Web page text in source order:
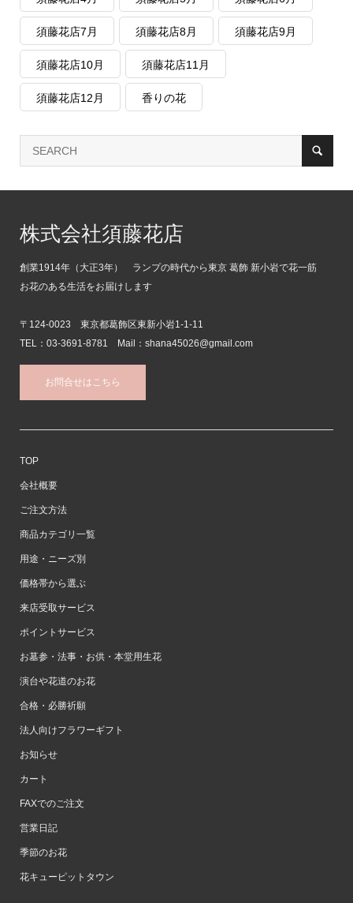
須藤花店7月 須藤花店8月 須藤花店9月
須藤花店10月 須藤花店11月
須藤花店12月 香りの花
株式会社須藤花店
創業1914年（大正3年） ランプの時代から東京 葛飾 新小岩で花一筋
お花のある生活をお届けします
〒124-0023 東京都葛飾区東新小岩1-1-11
TEL：03-3691-8781 Mail：shana45026@gmail.com
お問合せはこちら
TOP
会社概要
ご注文方法
商品カテゴリ一覧
用途・ニーズ別
価格帯から選ぶ
来店受取サービス
ポイントサービス
お墓参・法事・お供・本堂用生花
演台や花道のお花
合格・必勝祈願
法人向けフラワーギフト
お知らせ
カート
FAXでのご注文
営業日記
季節のお花
花キューピットタウン